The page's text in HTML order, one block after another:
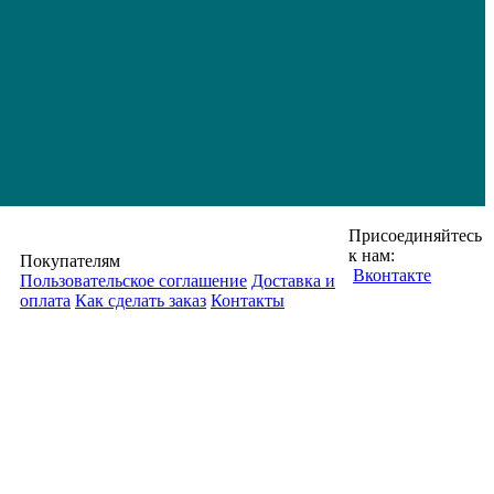
Покупателям
Пользовательское соглашение Доставка и
оплата Как сделать заказ Контакты
Присоединяйтесь
к нам:
Вконтакте